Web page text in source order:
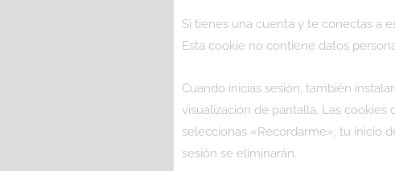
Si tienes una cuenta y te conectas a
Esta cookie no contiene datos
Cuando inicias sesión, también
visualización de pantalla. Las cookies
seleccionas «Recordarme», tu inicio
sesión se eliminarán.